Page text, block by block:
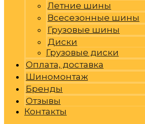
Летние шины
Всесезонные шины
Грузовые шины
Диски
Грузовые диски
Оплата, доставка
Шиномонтаж
Бренды
Отзывы
Контакты